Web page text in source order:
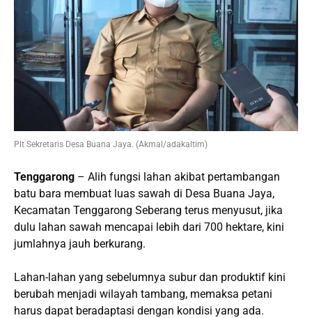
Plt Sekretaris Desa Buana Jaya. (Akmal/adakaltim)
Tenggarong – Alih fungsi lahan akibat pertambangan
batu bara membuat luas sawah di Desa Buana Jaya,
Kecamatan Tenggarong Seberang terus menyusut, jika
dulu lahan sawah mencapai lebih dari 700 hektare, kini
jumlahnya jauh berkurang.
Lahan-lahan yang sebelumnya subur dan produktif kini
berubah menjadi wilayah tambang, memaksa petani
harus dapat beradaptasi dengan kondisi yang ada.